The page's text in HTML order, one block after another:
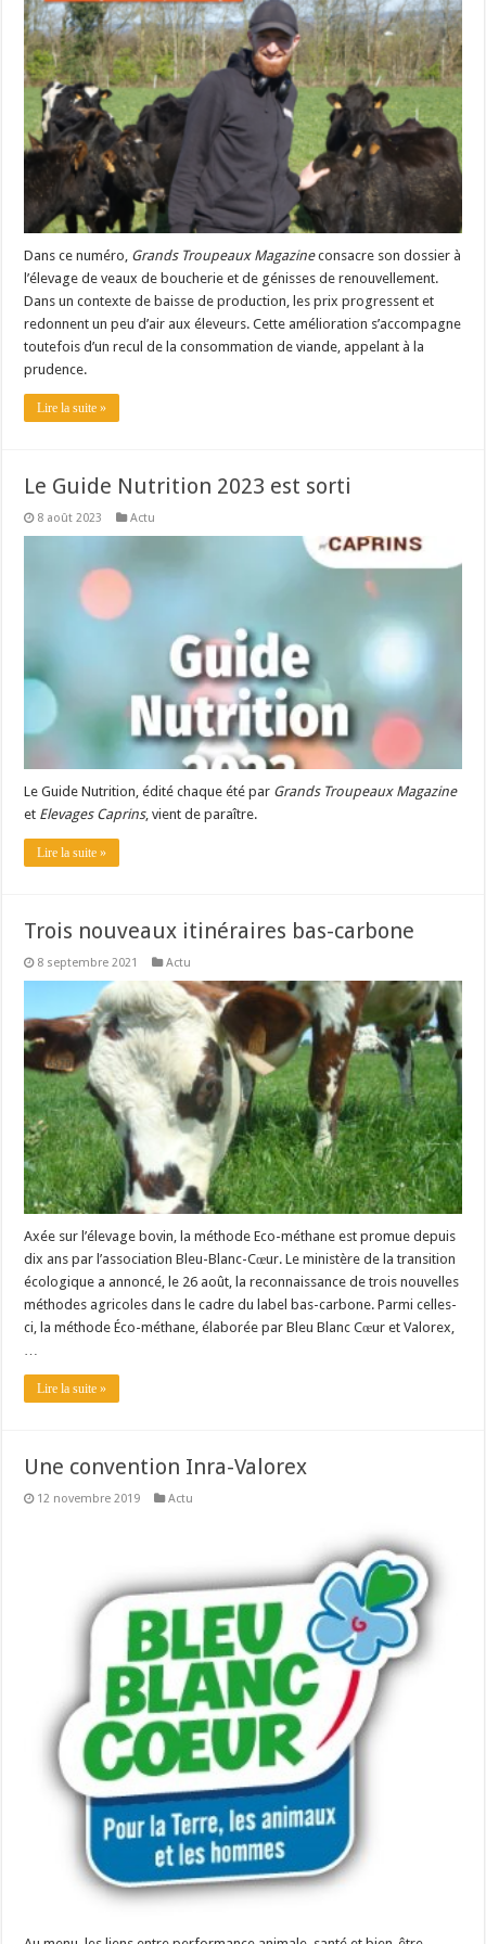
Les canicules freinent la collecte laitière
Dans ce numéro, Grands Troupeaux Magazineconsacre son dossier à
l’élevage de veaux de boucherie et de génisses de renouvellement.
Dans un contexte de baisse de production, les prix progressent et
redonnent un peu d’air aux éleveurs. Cette amélioration s’accompagne
toutefois d’un recul de la consommation de viande, appelant à la
prudence.
Lire la suite »
Le Guide Nutrition 2023 est sorti
8 août 2023 Actu
Le Guide Nutrition, édité chaque été par Grands Troupeaux Magazine
et Elevages Caprins, vient de paraître.
Lire la suite »
Trois nouveaux itinéraires bas-carbone
8 septembre 2021 Actu
Axée sur l’élevage bovin, la méthode Eco-méthane est promue depuis
dix ans par l’association Bleu-Blanc-Cœur. Le ministère de la transition
écologique a annoncé, le 26 août, la reconnaissance de trois nouvelles
méthodes agricoles dans le cadre du label bas-carbone. Parmi celles-
ci, la méthode Éco-méthane, élaborée par Bleu Blanc Cœur et Valorex,
Lire la suite »
Une convention Inra-Valorex
12 novembre 2019 Actu